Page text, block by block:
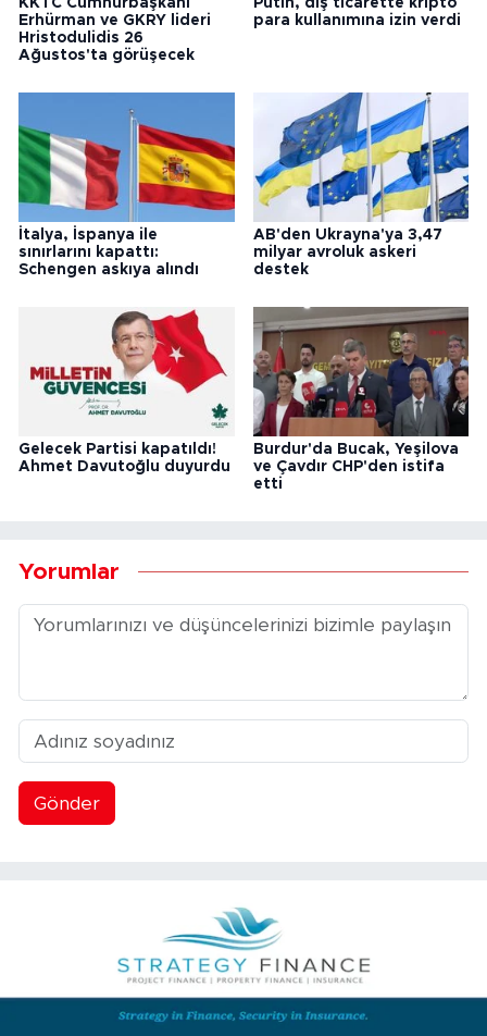
KKTC Cumhurbaşkanı
Erhürman ve GKRY lideri
Hristodulidis 26
Ağustos'ta görüşecek
Putin, dış ticarette kripto
para kullanımına izin verdi
İtalya, İspanya ile
sınırlarını kapattı:
Schengen askıya alındı
AB'den Ukrayna'ya 3,47
milyar avroluk askeri
destek
Gelecek Partisi kapatıldı!
Ahmet Davutoğlu duyurdu
Burdur'da Bucak, Yeşilova
ve Çavdır CHP'den istifa
etti
Yorumlar
Gönder